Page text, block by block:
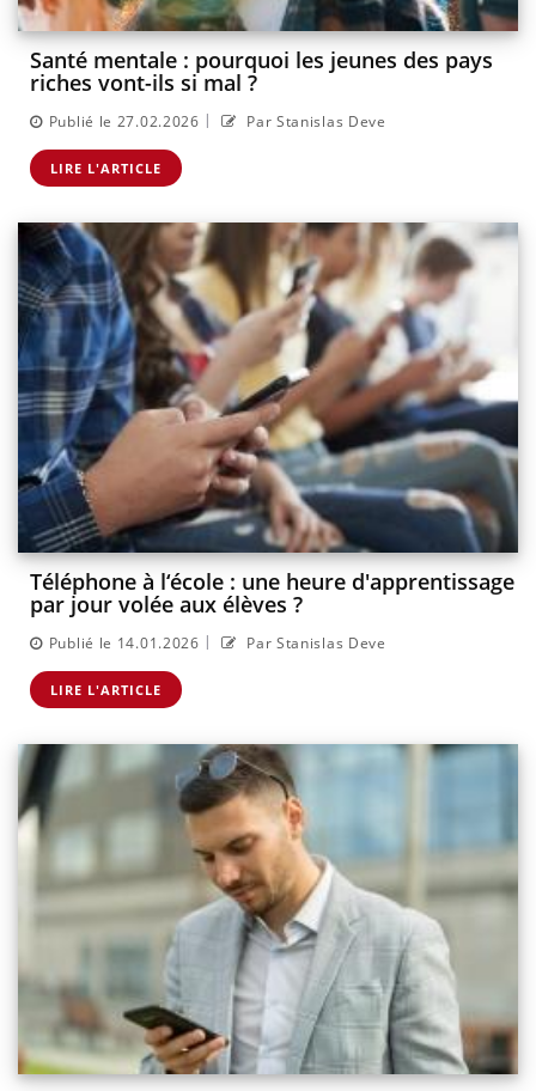
Santé mentale : pourquoi les jeunes des pays
riches vont-ils si mal ?
Publié le 27.02.2026 | Par Stanislas Deve
LIRE L'ARTICLE
Téléphone à l‘école : une heure d'apprentissage
par jour volée aux élèves ?
Publié le 14.01.2026 | Par Stanislas Deve
LIRE L'ARTICLE